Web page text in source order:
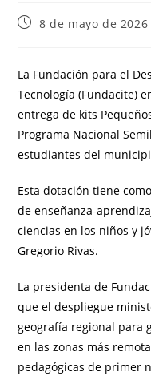
8 de mayo de 2026
La Fundación para el
Tecnología (Fundacite)
entrega de kits
Programa Nacional
estudiantes del
Esta dotación tiene
de enseñanza-
ciencias en los niños y
Gregorio Rivas.
La presidenta de
que el despliegue
geografía regional para
en las zonas más
pedagógicas de primer